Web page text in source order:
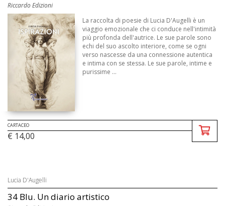
Riccardo Edizioni
La raccolta di poesie di Lucia D'Augelli è un
viaggio emozionale che ci conduce nell'intimità
più profonda dell'autrice. Le sue parole sono
echi del suo ascolto interiore, come se ogni
verso nascesse da una connessione autentica
e intima con se stessa. Le sue parole, intime e
purissime ...
CARTACEO
€ 14,00
Lucia D'Augelli
34 Blu. Un diario artistico